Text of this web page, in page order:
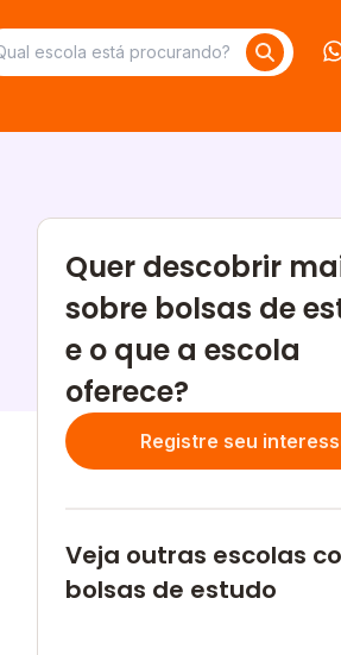
Quer descobrir
sobre bolsas de
e o que a escola
oferece?
Registre seu
Veja outras escolas
bolsas de estudo